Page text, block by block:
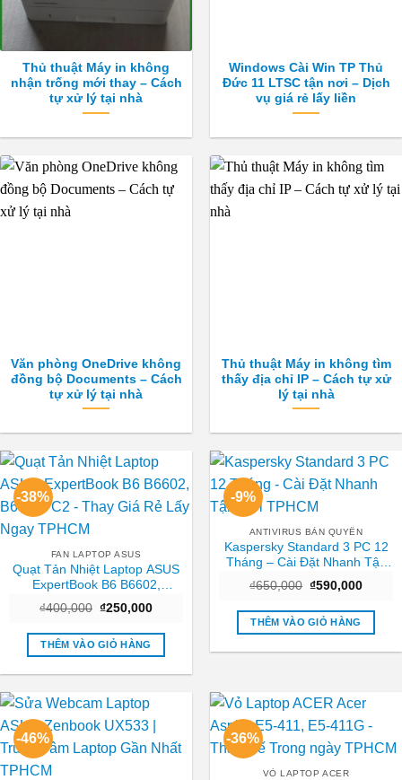
Thủ thuật Máy in không
nhận trống mới thay – Cách
tự xử lý tại nhà
Windows Cài Win TP Thủ
Đức 11 LTSC tận nơi – Dịch
vụ giá rẻ lấy liền
Văn phòng OneDrive không
đồng bộ Documents – Cách
tự xử lý tại nhà
Thủ thuật Máy in không tìm
thấy địa chỉ IP – Cách tự xử
lý tại nhà
-38%
FAN LAPTOP ASUS
Quạt Tản Nhiệt Laptop ASUS
ExpertBook B6 B6602,
Ngay TPHCM
₫400,000 Giá
là:
₫400,000.
₫250,000Giá
tại
₫250,000.
THÊM VÀO GIỎ HÀNG
-9%
ANTIVIRUS BẢN QUYỀN
Kaspersky Standard 3 PC 12
Tháng – Cài Đặt Nhanh Tận
₫650,000 Giá
là:
₫650,000.
₫590,000Giá
tại
THÊM VÀO GIỎ HÀNG
-46% -36%
VỎ LAPTOP ACER